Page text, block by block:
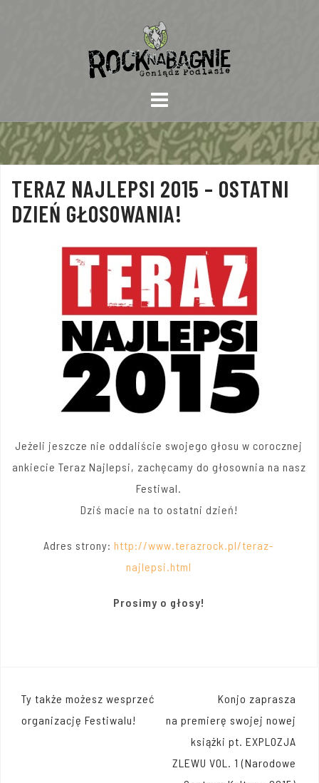
TERAZ NAJLEPSI 2015 – OSTATNI
DZIEŃ GŁOSOWANIA!
Jeżeli jeszcze nie oddaliście swojego głosu w corocznej
ankiecie Teraz Najlepsi, zachęcamy do głosownia na nasz
Festiwal.
Dziś macie na to ostatni dzień!
Adres strony: http://www.terazrock.pl/teraz-
najlepsi.html
Prosimy o głosy!
Nawigacja
wpisu
Ty także możesz wesprzeć
organizację Festiwalu!
Konjo zaprasza
na premierę swojej nowej
książki pt. EXPLOZJA
ZLEWU VOL. 1 (Narodowe